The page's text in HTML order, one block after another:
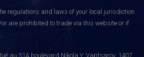
regulations and laws of your local jurisdiction
are prohibited to trade via this website or if
au 51A boulevard Nikola Y. Vaptsarov, 1407